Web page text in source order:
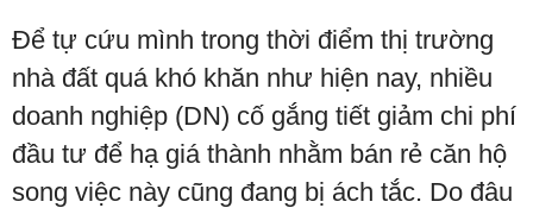
Để tự cứu mình trong thời điểm thị trường
nhà đất quá khó khăn như hiện nay, nhiều
doanh nghiệp (DN) cố gắng tiết giảm chi phí
đầu tư để hạ giá thành nhằm bán rẻ căn hộ
song việc này cũng đang bị ách tắc. Do đâu